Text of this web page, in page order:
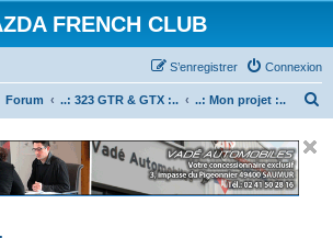
FRENCH CLUB
Connexion
S’enregistrer
Forum ..: 323 GTR & GTX :.. ..: Mon projet :..